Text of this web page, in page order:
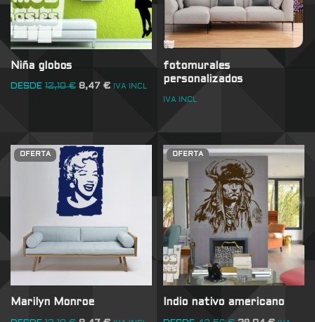
Niña globos
DESDE 12,10€ 8,47 € IVA INCL
fotomurales
personalizados
IVA INCL
OFERTA
Marilyn Monroe
OFERTA
Indio nativo americano